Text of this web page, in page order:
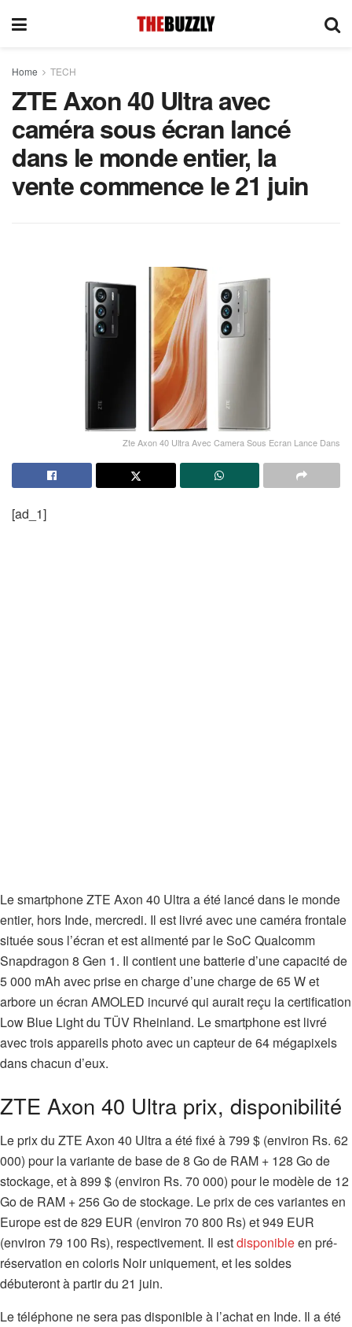
Home TECH
ZTE Axon 40 Ultra avec
caméra sous écran lancé
dans le monde entier, la
vente commence le 21 juin
Zte Axon 40 Ultra Avec Camera Sous Ecran Lance Dans
[ad_1]
Le smartphone ZTE Axon 40 Ultra a été lancé dans le monde
entier, hors Inde, mercredi. Il est livré avec une caméra frontale
située sous l’écran et est alimenté par le SoC Qualcomm
Snapdragon 8 Gen 1. Il contient une batterie d’une capacité de
5 000 mAh avec prise en charge d’une charge de 65 W et
arbore un écran AMOLED incurvé qui aurait reçu la certification
Low Blue Light du TÜV Rheinland. Le smartphone est livré
avec trois appareils photo avec un capteur de 64 mégapixels
dans chacun d’eux.
ZTE Axon 40 Ultra prix, disponibilité
Le prix du ZTE Axon 40 Ultra a été fixé à 799 $ (environ Rs. 62
000) pour la variante de base de 8 Go de RAM + 128 Go de
stockage, et à 899 $ (environ Rs. 70 000) pour le modèle de 12
Go de RAM + 256 Go de stockage. Le prix de ces variantes en
Europe est de 829 EUR (environ 70 800 Rs) et 949 EUR
(environ 79 100 Rs), respectivement. Il estdisponibleen pré-
réservation en coloris Noir uniquement, et les soldes
débuteront à partir du 21 juin.
Le téléphone ne sera pas disponible à l’achat en Inde. Il a été